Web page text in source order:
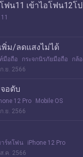
น11 เข้าไอโฟน12โ
พิ่ม/ลดแสงไม่ได้
มือถือ กระจกนิรภัยมือถือ
กล้
.ย. 2566
อดับ
12 Pro
Mobile OS
.ย. 2566
าร์ทโฟน
iPhone 12 Pro
.ค. 2566